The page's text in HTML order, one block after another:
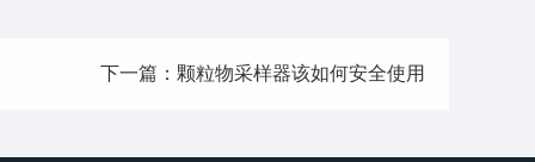
下一篇：颗粒物采样器该如何安全使用